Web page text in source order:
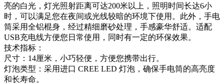
亮的白光，灯光照射距离可达200米以上，照明时间长达6小
时，可以满足您在夜间或光线较暗的环境下使用。此外，手电
筒采用全铝棍身，经过精细磨砂处理，手感豪华舒适。适配
USB充电线方便您日常使用，同时有一定的环保效果。
技术指标：
尺寸：14厘米，小巧轻便，方便您携带出行。
灯泡类型：采用进口 CREE LED 灯泡，确保手电筒的高亮度
和长寿命。